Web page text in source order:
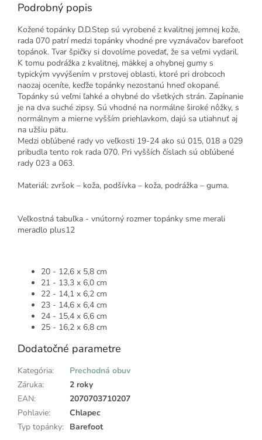
Podrobný popis
Kožené topánky D.D.Step sú vyrobené z kvalitnej jemnej kože,
rada 070 patrí medzi topánky vhodné pre vyznávačov barefoot
topánok. Tvar špičky si dovolíme povedať, že sa veľmi vydaril.
K tomu podrážka z kvalitnej, mäkkej a ohybnej gumy s
typickým vyvýšením v prstovej oblasti, ktoré pri drobcoch
naozaj oceníte, keďže topánky nezostanú hneď okopané.
Topánky sú veľmi ľahké a ohybné do všetkých strán. Zapínanie
je na dva suché zipsy. Sú vhodné na normálne široké nôžky, s
normálnym a mierne vyšším priehlavkom, dajú sa utiahnuť aj
na užšiu pätu.
Medzi obľúbené rady vo veľkosti 19-24 ako sú 015, 018 a 029
pribudla tento rok rada 070. Pri vyšších číslach sú obľúbené
rady 023 a 063.
Materiál: zvršok – koža, podšívka – koža, podrážka – guma.
Veľkostná tabuľka - vnútorný rozmer topánky sme merali
meradlo plus12
20 - 12,6 x 5,8 cm
21 - 13,3 x 6,0 cm
22 - 14,1 x 6,2 cm
23 - 14,6 x 6,4 cm
24 - 15,4 x 6,6 cm
25 - 16,2 x 6,8 cm
Dodatočné parametre
Kategória:
Prechodná obuv
Záruka:
2 roky
EAN:
2070703710207
Pohlavie:
Chlapec
Typ topánky: Barefoot